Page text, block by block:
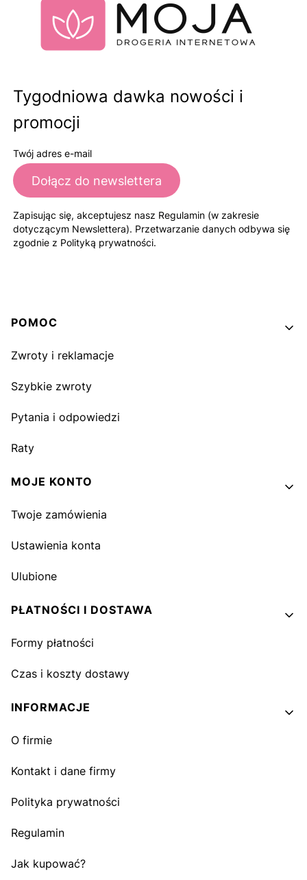
Tygodniowa dawka nowości i
promocji
Twój adres e-mail
Dołącz do newslettera
Zapisując się, akceptujesz nasz Regulamin (w zakresie
dotyczącym Newslettera). Przetwarzanie danych odbywa się
zgodnie z Polityką prywatności.
Linki w stopce
POMOC
Zwroty i reklamacje
Szybkie zwroty
Pytania i odpowiedzi
Raty
MOJE KONTO
Twoje zamówienia
Ustawienia konta
Ulubione
PŁATNOŚCI I DOSTAWA
Formy płatności
Czas i koszty dostawy
INFORMACJE
O firmie
Kontakt i dane firmy
Polityka prywatności
Regulamin
Jak kupować?